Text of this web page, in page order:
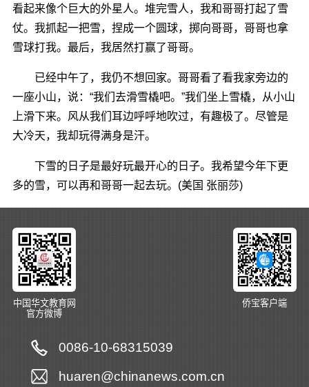
看起来像个巨大的外星人。堆完雪人，我和哥哥打起了雪
仗。我抓起一把雪，捏成一个圆球，掷向哥哥，哥哥也拿
雪球打我。最后，我居然打赢了哥哥。
已经中午了，我仍不想回家。哥哥看了看我家旁边的
一座小山，说：“我们去滑雪橇吧。”我们坐上雪橇，从小山
上滑下来。风从我们耳边呼呼地吹过，有趣极了。尽管是
大冷天，我却玩得满身是汗。
下雪的日子是最好玩最开心的日子。我希望今年下更
多的雪，可以再和哥哥一起去玩。(美国 张丽莎)
中国华文教育网
官方微博
侨宝客户端
0086-10-68315039
huaren@chinanews.com.cn